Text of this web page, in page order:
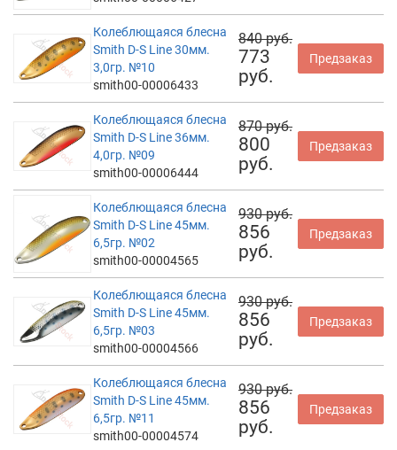
Колеблющаяся блесна
Smith D-S Line 30мм.
3,0гр. №10
smith00-00006433
840 руб.
773
руб.
Предзаказ
Колеблющаяся блесна
Smith D-S Line 36мм.
4,0гр. №09
smith00-00006444
870 руб.
800
руб.
Предзаказ
Колеблющаяся блесна
Smith D-S Line 45мм.
6,5гр. №02
smith00-00004565
930 руб.
856
руб.
Предзаказ
Колеблющаяся блесна
Smith D-S Line 45мм.
6,5гр. №03
smith00-00004566
930 руб.
856
руб.
Предзаказ
Колеблющаяся блесна
Smith D-S Line 45мм.
6,5гр. №11
smith00-00004574
930 руб.
856
руб.
Предзаказ